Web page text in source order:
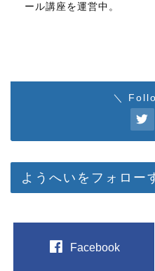
ール講座を運営中。
＼
ようへいをフォロー
Facebook